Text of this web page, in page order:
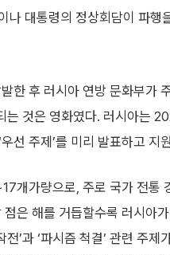
나 대통령의 정상회담이 파
한 후 러시아 연방 문화부가
것은 영화였다. 러시아는
선 주제’를 미리 발표하고 지
개가량으로, 주로 국가 전통
은 해를 거듭할수록 러시아
’과 ‘파시즘 척결’ 관련 주제